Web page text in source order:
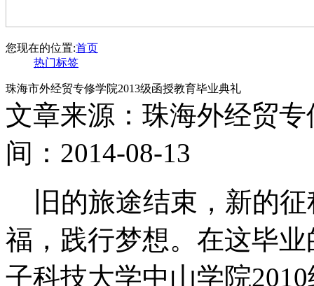
您现在的位置:首页
热门标签
珠海市外经贸专修学院2013级函授教育毕业典礼
文章来源：珠海外经贸
间：2014-08-13
旧的旅途结束，新的征
福，践行梦想。在这毕
子科技大学中山学院